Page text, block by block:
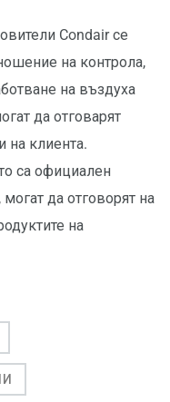
Condair се
на контрола,
на въздуха
да отговарят
на клиента.
са официален
да отговорят на
на